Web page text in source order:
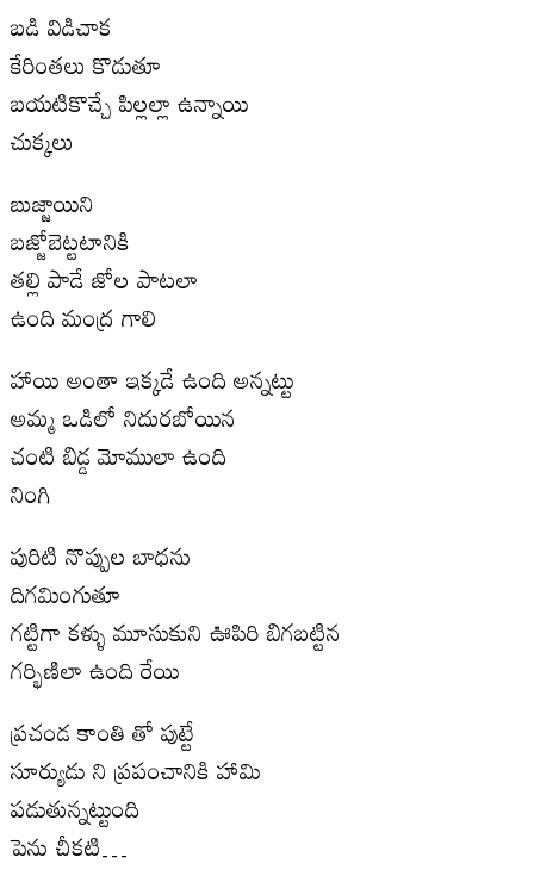
బడి విడిచాక
కేరింతలు కొడుతూ
బయటికొచ్చే పిల్లల్లా ఉన్నాయి
చుక్కలు
బుజ్జాయిని
బజ్జోబెట్టటానికి
తల్లి పాడే జోల పాటలా
ఉంది మంద్ర గాలి
హాయి అంతా ఇక్కడే ఉంది అన్నట్టు
అమ్మ ఒడిలో నిదురబోయిన
చంటి బిడ్డ మోములా ఉంది
నింగి
పురిటి నొప్పుల బాధను
దిగమింగుతూ
గట్టిగా కళ్ళు మూసుకుని ఊపిరి బిగబట్టిన
గర్భిణిలా ఉంది రేయి
ప్రచండ కాంతి తో పుట్టే
సూర్యుడు ని ప్రపంచానికి హామి
పడుతున్నట్టుంది
పెను చీకటి…